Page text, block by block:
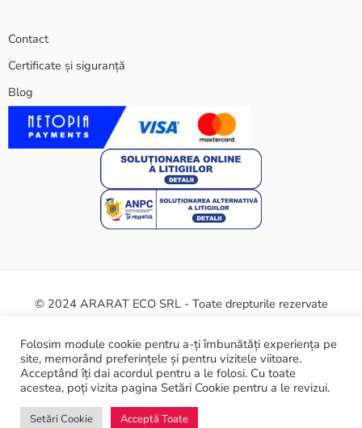
Contact
Certificate și siguranță
Blog
© 2024 ARARAT ECO SRL - Toate drepturile rezervate
Termeni și condiții Politica cookie Certificate și siguranță
ANPC
Folosim module cookie pentru a-ți îmbunătăți experiența pe
site, memorând preferințele și pentru vizitele viitoare.
Acceptând îți dai acordul pentru a le folosi. Cu toate
acestea, poți vizita pagina Setări Cookie pentru a le revizui.
Setări Cookie Acceptă Toate